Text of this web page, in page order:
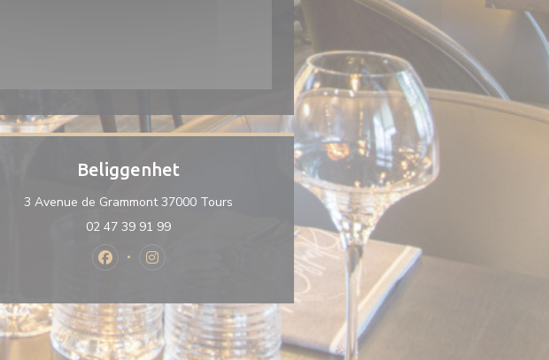
Beliggenhet
3 Avenue de Grammont 37000 Tours ((åpner i et nytt vindu))
02 47 39 91 99
Facebook ((åpner i et nytt vindu))
Instagram ((åpner i et nytt vindu))